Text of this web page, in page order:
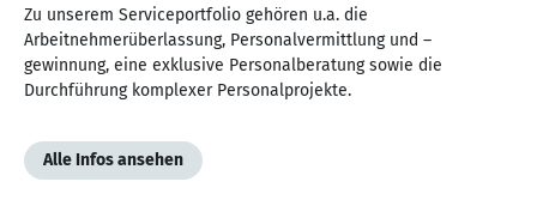
Zu unserem Serviceportfolio gehören u.a. die
Arbeitnehmerüberlassung, Personalvermittlung und –
gewinnung, eine exklusive Personalberatung sowie die
Durchführung komplexer Personalprojekte.
Alle Infos ansehen